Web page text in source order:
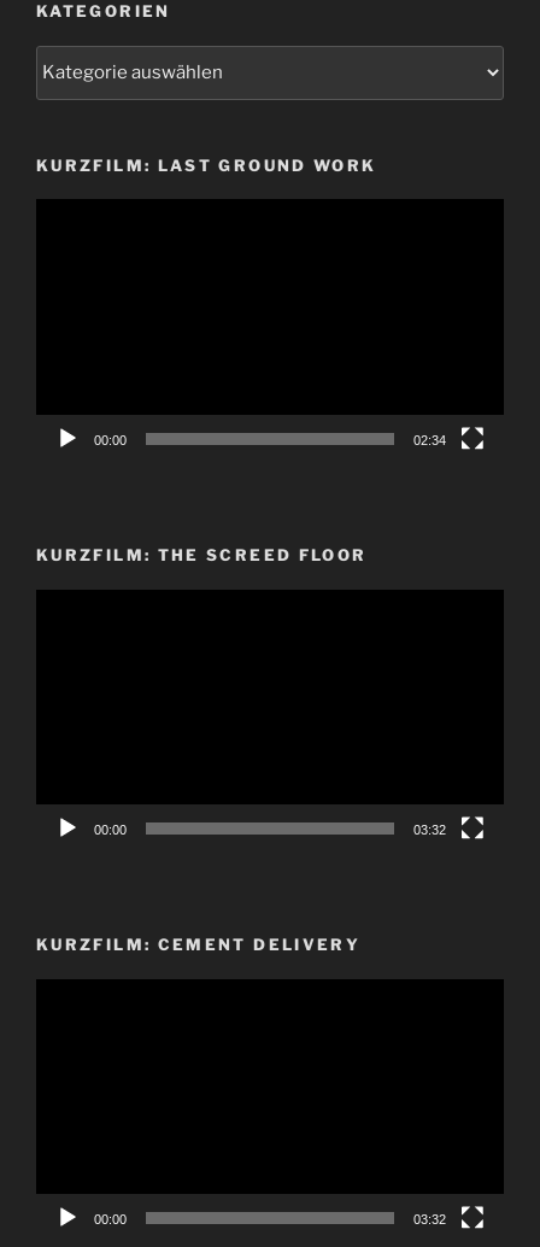
KATEGORIEN
KURZFILM: LAST GROUND WORK
00:00 02:34
KURZFILM: THE SCREED FLOOR
00:00 03:32
KURZFILM: CEMENT DELIVERY
00:00 03:32